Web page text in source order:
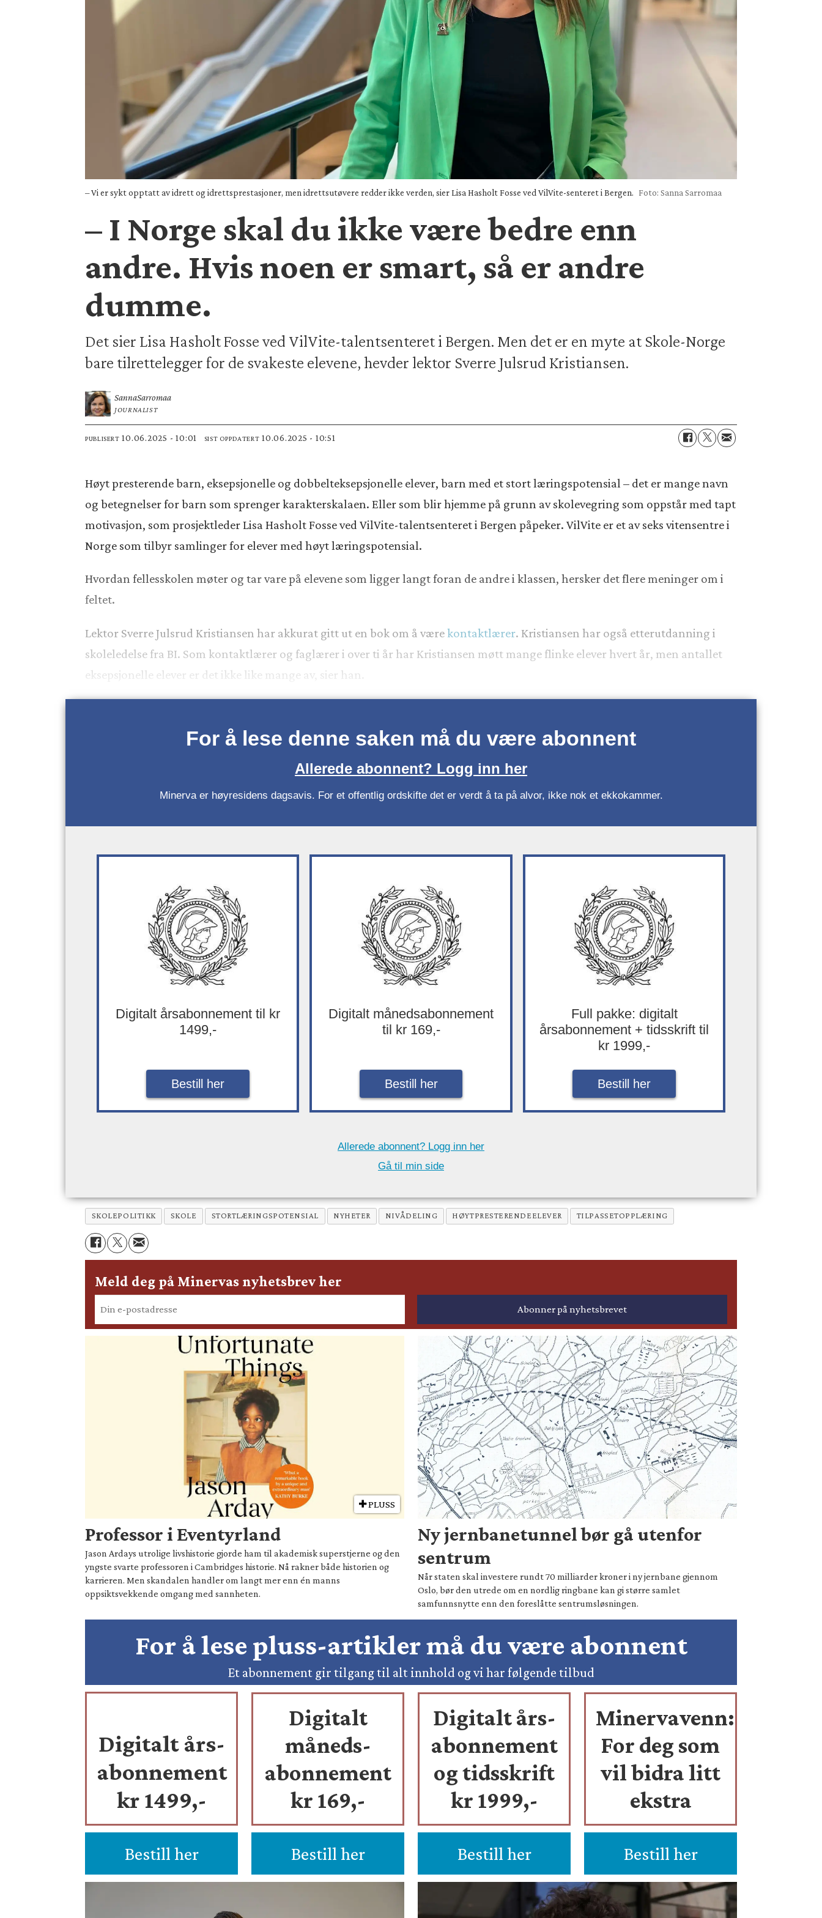
– Vi er sykt opptatt av idrett og idrettsprestasjoner, men idrettsutøvere redder ikke verden, sier Lisa Hasholt Fosse ved VilVite-senteret i Bergen. Foto: Sanna Sarromaa
– I Norge skal du ikke være bedre enn
andre. Hvis noen er smart, så er andre
dumme.
Det sier Lisa Hasholt Fosse ved VilVite-talentsenteret i Bergen. Men det er en myte at Skole-Norge
bare tilrettelegger for de svakeste elevene, hevder lektor Sverre Julsrud Kristiansen.
SannaSarromaa
JOURNALIST
PUBLISERT 10.06.2025 - 10:01 SIST OPPDATERT 10.06.2025 - 10:51
Høyt presterende barn, eksepsjonelle og dobbelteksepsjonelle elever, barn med et stort læringspotensial – det er mange navn
og betegnelser for barn som sprenger karakterskalaen. Eller som blir hjemme på grunn av skolevegring som oppstår med tapt
motivasjon, som prosjektleder Lisa Hasholt Fosse ved VilVite-talentsenteret i Bergen påpeker. VilVite er et av seks vitensentre i
Norge som tilbyr samlinger for elever med høyt læringspotensial.
Hvordan fellesskolen møter og tar vare på elevene som ligger langt foran de andre i klassen, hersker det flere meninger om i
feltet.
Lektor Sverre Julsrud Kristiansen har akkurat gitt ut en bok om å værekontaktlærer. Kristiansen har også etterutdanning i
skoleledelse fra BI. Som kontaktlærer og faglærer i over ti år har Kristiansen møtt mange flinke elever hvert år, men antallet
eksepsjonelle elever er det ikke like mange av, sier han.
For å lese denne saken må du være abonnent
Allerede abonnent? Logg inn her
Minerva er høyresidens dagsavis. For et offentlig ordskifte det er verdt å ta på alvor, ikke nok et ekkokammer.
Digitalt årsabonnement til kr
1499,-
Bestill her
Digitalt månedsabonnement
til kr 169,-
Bestill her
Full pakke: digitalt
årsabonnement + tidsskrift til
kr 1999,-
Bestill her
Allerede abonnent? Logg inn her
Gå til min side
SKOLEPOLITIKK SKOLE STORTLÆRINGSPOTENSIAL NYHETER NIVÅDELING HØYTPRESTERENDEELEVER TILPASSETOPPLÆRING
Meld deg på Minervas nyhetsbrev her
PLUSS
Professor i Eventyrland
Jason Ardays utrolige livshistorie gjorde ham til akademisk superstjerne og den
yngste svarte professoren i Cambridges historie. Nå rakner både historien og
karrieren. Men skandalen handler om langt mer enn én manns
oppsiktsvekkende omgang med sannheten.
Ny jernbanetunnel bør gå utenfor
sentrum
Når staten skal investere rundt 70 milliarder kroner i ny jernbane gjennom
Oslo, bør den utrede om en nordlig ringbane kan gi større samlet
samfunnsnytte enn den foreslåtte sentrumsløsningen.
For å lese pluss-artikler må du være abonnent
Et abonnement gir tilgang til alt innhold og vi har følgende tilbud
Digitalt års-
abonnement
kr 1499,-
Bestill her
Digitalt
måneds-
abonnement
kr 169,-
Bestill her
Digitalt års-
abonnement
og tidsskrift
kr 1999,-
Bestill her
Minervavenn:
For deg som
vil bidra litt
ekstra
Bestill her